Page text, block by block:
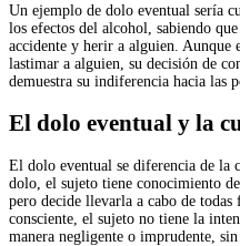
Un ejemplo de dolo eventual sería
los efectos del alcohol, sabiendo
accidente y herir a alguien. Aunque
lastimar a alguien, su decisión de
demuestra su indiferencia hacia las
El dolo eventual y la
El dolo eventual se diferencia de la
dolo, el sujeto tiene conocimiento
pero decide llevarla a cabo de
consciente, el sujeto no tiene la
manera negligente o imprudente, sin